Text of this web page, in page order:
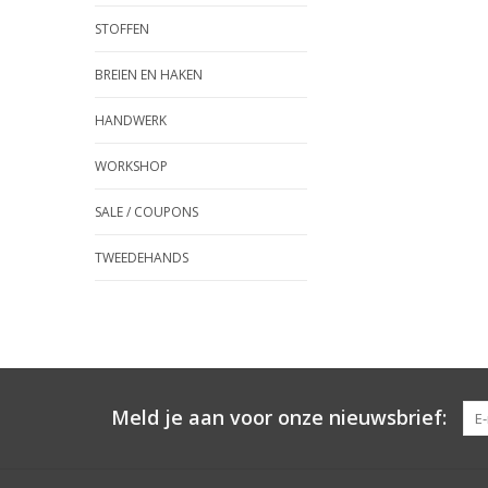
STOFFEN
BREIEN EN HAKEN
HANDWERK
WORKSHOP
SALE / COUPONS
TWEEDEHANDS
Meld je aan voor onze nieuwsbrief: